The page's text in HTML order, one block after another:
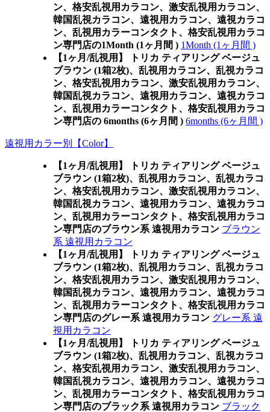
ン、格安乱視用カラコン、激安乱視用カラコン、
韓国乱視カラコン、遠視用カラコン、遠視カラコ
ン、乱視用カラーコンタクト、格安乱視用カラコ
ン専門店の1Month (1ヶ月間 ) 1Month (1ヶ月間 )
【1ヶ月/乱視用】 トリカ ティアリング ベージュ
ブラウン (1箱2枚)、乱視用カラコン、乱視カラコ
ン、格安乱視用カラコン、激安乱視用カラコン、
韓国乱視カラコン、遠視用カラコン、遠視カラコ
ン、乱視用カラーコンタクト、格安乱視用カラコ
ン専門店の 6months (6ヶ月間 ) 6months (6ヶ月間 )
遠視用カラー別【Color】
【1ヶ月/乱視用】 トリカ ティアリング ベージュ
ブラウン (1箱2枚)、乱視用カラコン、乱視カラコ
ン、格安乱視用カラコン、激安乱視用カラコン、
韓国乱視カラコン、遠視用カラコン、遠視カラコ
ン、乱視用カラーコンタクト、格安乱視用カラコ
ン専門店のブラウン系 遠視用カラコン ブラウン
系 遠視用カラコン
【1ヶ月/乱視用】 トリカ ティアリング ベージュ
ブラウン (1箱2枚)、乱視用カラコン、乱視カラコ
ン、格安乱視用カラコン、激安乱視用カラコン、
韓国乱視カラコン、遠視用カラコン、遠視カラコ
ン、乱視用カラーコンタクト、格安乱視用カラコ
ン専門店のグレー系 遠視用カラコン グレー系 遠
視用カラコン
【1ヶ月/乱視用】 トリカ ティアリング ベージュ
ブラウン (1箱2枚)、乱視用カラコン、乱視カラコ
ン、格安乱視用カラコン、激安乱視用カラコン、
韓国乱視カラコン、遠視用カラコン、遠視カラコ
ン、乱視用カラーコンタクト、格安乱視用カラコ
ン専門店のブラック系 遠視用カラコン ブラック